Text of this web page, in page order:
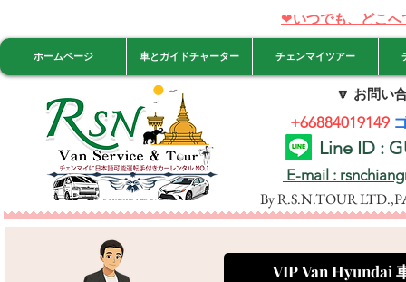
❤いつでも、どこ
ホームページ 車とガイドチャーター チェンマイツアー
🔽 お問い
E-mail :
By R.S.N.TOUR
Line ID :
+66884019149
VIP Van Hyundai